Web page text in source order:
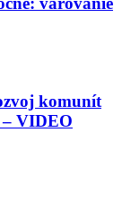
komunít
– VIDEO